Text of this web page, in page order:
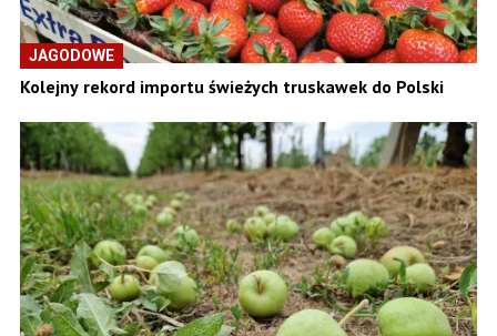
JAGODOWE
Kolejny rekord importu świeżych truskawek do Polski